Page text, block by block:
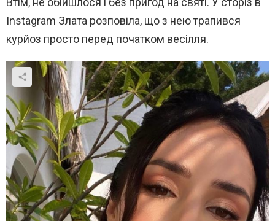
Instagram Злата розповіла, що з нею трапився
курйоз просто перед початком весілля.